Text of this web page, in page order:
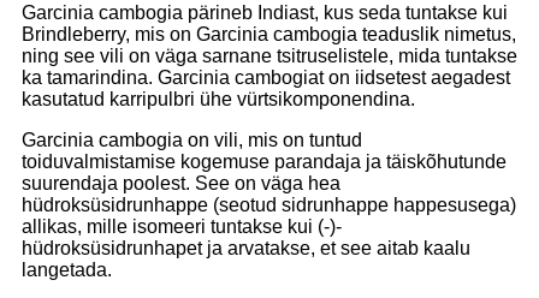
Garcinia cambogia pärineb Indiast, kus seda tuntakse kui
Brindleberry, mis on Garcinia cambogia teaduslik nimetus,
ning see vili on väga sarnane tsitruselistele, mida tuntakse
ka tamarindina. Garcinia cambogiat on iidsetest aegadest
kasutatud karripulbri ühe vürtsikomponendina.
Garcinia cambogia on vili, mis on tuntud
toiduvalmistamise kogemuse parandaja ja täiskõhutunde
suurendaja poolest. See on väga hea
hüdroksüsidrunhappe (seotud sidrunhappe happesusega)
allikas, mille isomeeri tuntakse kui (-)-
hüdroksüsidrunhapet ja arvatakse, et see aitab kaalu
langetada.